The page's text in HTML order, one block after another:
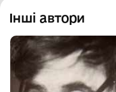
Інші автори